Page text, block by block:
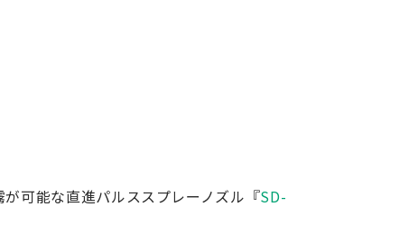
可能な直進パルススプレーノズル『SD-